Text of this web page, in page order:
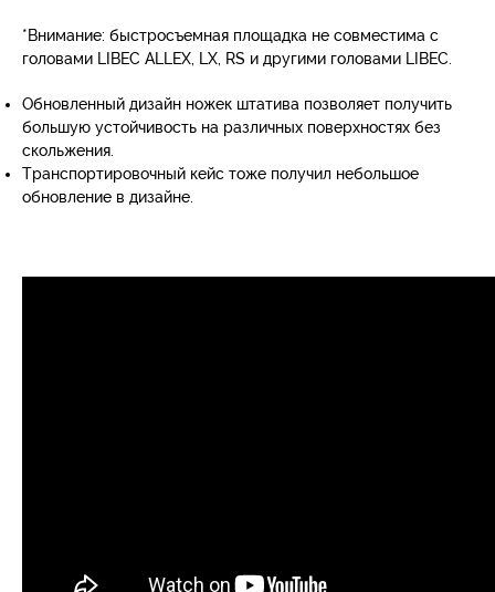
*Внимание: быстросъемная площадка не совместима с
головами LIBEC ALLEX, LX, RS и другими головами LIBEC.
Обновленный дизайн ножек штатива позволяет получить
большую устойчивость на различных поверхностях без
скольжения.
Транспортировочный кейс тоже получил небольшое
обновление в дизайне.